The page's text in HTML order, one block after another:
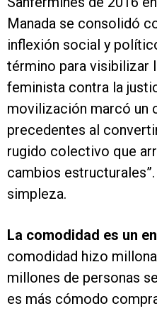
Manada se consolidó
inflexión social y
término para visibilizar
feminista contra la
movilización marcó un
precedentes al
rugido colectivo que
cambios
simpleza.
La comodidad es un
comodidad hizo
millones de personas
es más cómodo